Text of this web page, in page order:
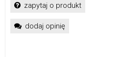
zapytaj o produkt
dodaj opinię